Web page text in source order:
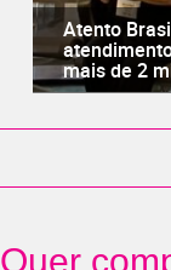
Atento
mais de 2
Quer